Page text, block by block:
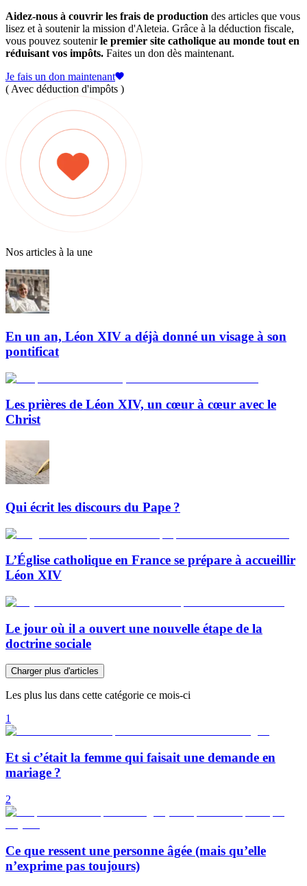
Aidez-nous à couvrir les frais de production des articles que vous
lisez et à soutenir la mission d'Aleteia. Grâce à la déduction fiscale,
vous pouvez soutenirle premier site catholique au monde tout en
réduisant vos impôts. Faites un don dès maintenant.
Je fais un don maintenant
( Avec déduction d'impôts )
Nos articles à la une
En un an, Léon XIV a déjà donné un visage à son
pontificat
Les prières de Léon XIV, un cœur à cœur avec le
Christ
Qui écrit les discours du Pape ?
L’Église catholique en France se prépare à accueillir
Léon XIV
Le jour où il a ouvert une nouvelle étape de la
doctrine sociale
Charger plus d'articles
Les plus lus dans cette catégorie ce mois-ci
1
Et si c’était la femme qui faisait une demande en
mariage ?
2
Ce que ressent une personne âgée (mais qu’elle
n’exprime pas toujours)